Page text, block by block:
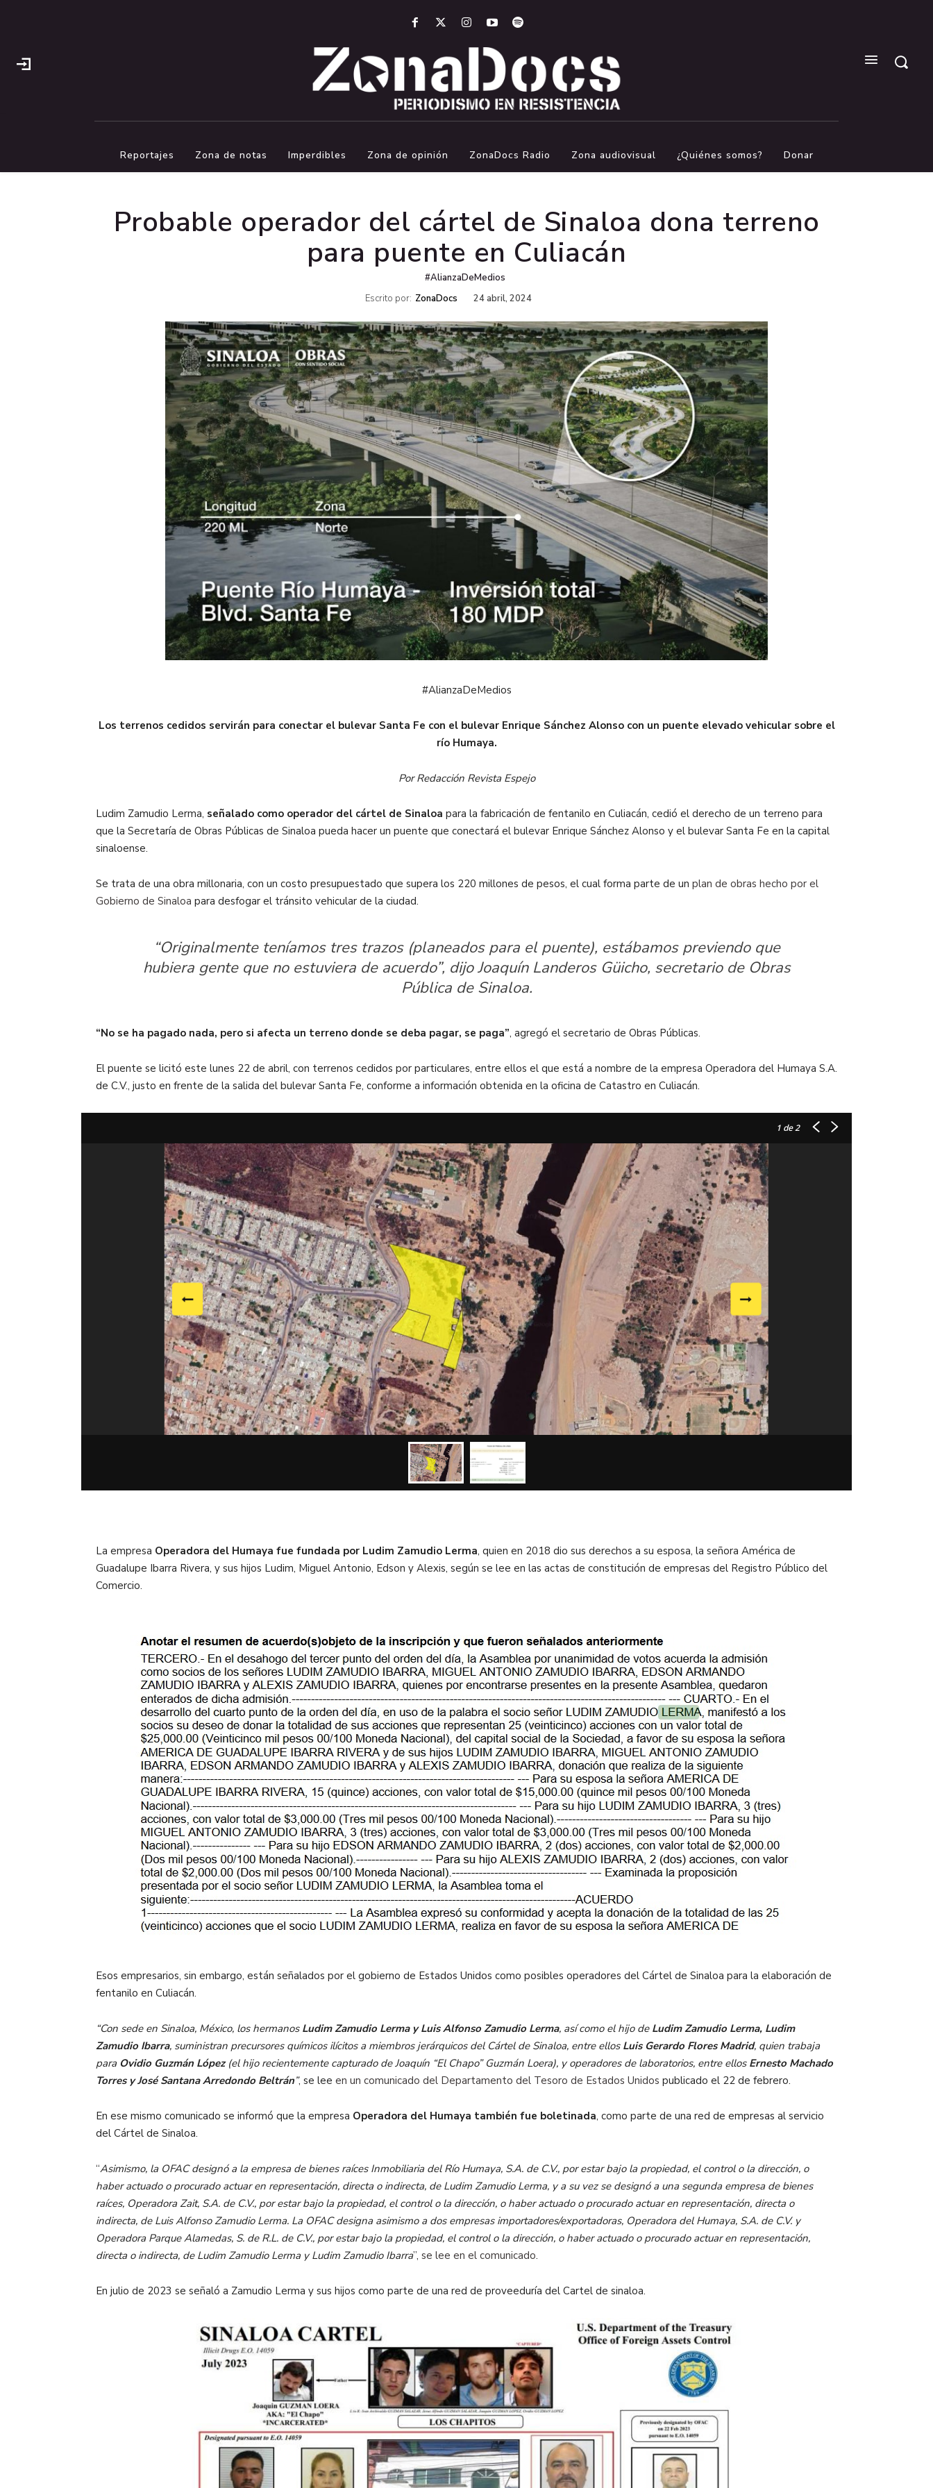
Reportajes Zona de notas Imperdibles Zona de opinión ZonaDocs Radio Zona audiovisual ¿Quiénes somos? Donar
Probable operador del cártel de Sinaloa dona terreno
para puente en Culiacán
#AlianzaDeMedios
Escrito por: ZonaDocs 24 abril, 2024
#AlianzaDeMedios
Los terrenos cedidos servirán para conectar el bulevar Santa Fe con el bulevar Enrique Sánchez Alonso con un puente elevado vehicular sobre el
río Humaya.
Por Redacción Revista Espejo
Ludim Zamudio Lerma, señalado como operador del cártel de Sinaloa para la fabricación de fentanilo en Culiacán, cedió el derecho de un terreno para
que la Secretaría de Obras Públicas de Sinaloa pueda hacer un puente que conectará el bulevar Enrique Sánchez Alonso y el bulevar Santa Fe en la capital
sinaloense.
Se trata de una obra millonaria, con un costo presupuestado que supera los 220 millones de pesos, el cual forma parte de un plan de obras hecho por el
Gobierno de Sinaloa para desfogar el tránsito vehicular de la ciudad.
“Originalmente teníamos tres trazos (planeados para el puente), estábamos previendo que
hubiera gente que no estuviera de acuerdo”, dijo Joaquín Landeros Güicho, secretario de Obras
Pública de Sinaloa.
“No se ha pagado nada, pero si afecta un terreno donde se deba pagar, se paga”, agregó el secretario de Obras Públicas.
El puente se licitó este lunes 22 de abril, con terrenos cedidos por particulares, entre ellos el que está a nombre de la empresa Operadora del Humaya S.A.
de C.V., justo en frente de la salida del bulevar Santa Fe, conforme a información obtenida en la oficina de Catastro en Culiacán.
1 de 2
La empresa Operadora del Humaya fue fundada por Ludim Zamudio Lerma, quien en 2018 dio sus derechos a su esposa, la señora América de
Guadalupe Ibarra Rivera, y sus hijos Ludim, Miguel Antonio, Edson y Alexis, según se lee en las actas de constitución de empresas del Registro Público del
Comercio.
Esos empresarios, sin embargo, están señalados por el gobierno de Estados Unidos como posibles operadores del Cártel de Sinaloa para la elaboración de
fentanilo en Culiacán.
“Con sede en Sinaloa, México, los hermanos Ludim Zamudio Lerma y Luis Alfonso Zamudio Lerma, así como el hijo de Ludim Zamudio Lerma, Ludim
Zamudio Ibarra, suministran precursores químicos ilícitos a miembros jerárquicos del Cártel de Sinaloa, entre ellos Luis Gerardo Flores Madrid, quien trabaja
para Ovidio Guzmán López(el hijo recientemente capturado de Joaquín “El Chapo” Guzmán Loera), y operadores de laboratorios, entre ellos Ernesto Machado
Torres y José Santana Arredondo Beltrán”, se lee en un comunicado del Departamento del Tesoro de Estados Unidos publicado el 22 de febrero.
En ese mismo comunicado se informó que la empresa Operadora del Humaya también fue boletinada, como parte de una red de empresas al servicio
del Cártel de Sinaloa.
“Asimismo, la OFAC designó a la empresa de bienes raíces Inmobiliaria del Río Humaya, S.A. de C.V., por estar bajo la propiedad, el control o la dirección, o
haber actuado o procurado actuar en representación, directa o indirecta, de Ludim Zamudio Lerma, y a su vez se designó a una segunda empresa de bienes
raíces, Operadora Zait, S.A. de C.V., por estar bajo la propiedad, el control o la dirección, o haber actuado o procurado actuar en representación, directa o
indirecta, de Luis Alfonso Zamudio Lerma. La OFAC designa asimismo a dos empresas importadores/exportadoras, Operadora del Humaya, S.A. de C.V. y
Operadora Parque Alamedas, S. de R.L. de C.V., por estar bajo la propiedad, el control o la dirección, o haber actuado o procurado actuar en representación,
directa o indirecta, de Ludim Zamudio Lerma y Ludim Zamudio Ibarra”, se lee en el comunicado.
En julio de 2023 se señaló a Zamudio Lerma y sus hijos como parte de una red de proveeduría del Cartel de sinaloa.